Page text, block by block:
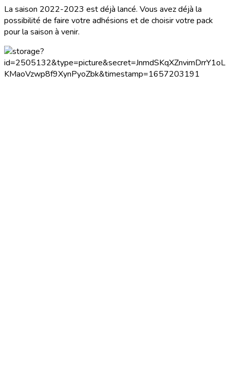
La saison 2022-2023 est déjà lancé. Vous avez déjà la
possibilité de faire votre adhésions et de choisir votre pack
pour la saison à venir.